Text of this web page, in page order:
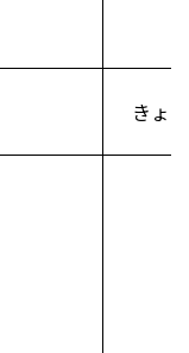
きょ